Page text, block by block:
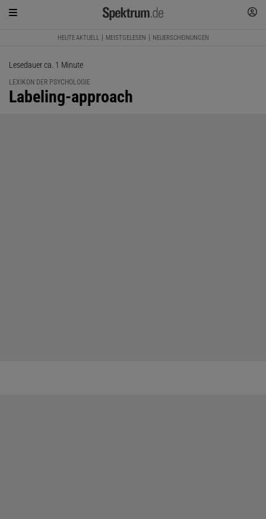
HEUTE AKTUELL MEISTGELESEN NEUERSCHEINUNGEN
Lesedauer ca. 1 Minute
LEXIKON DER PSYCHOLOGIE
:
Labeling-approach